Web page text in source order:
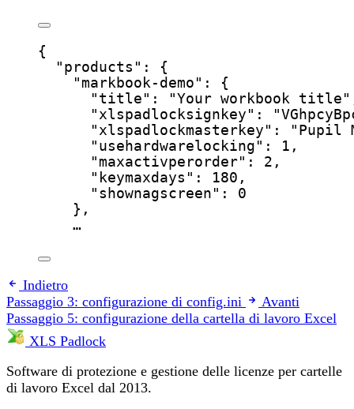
{
"products" : {
"markbook-demo" : {
"title" : "Your workbook title "
"xlspadlocksignkey" : "
"xlspadlockmasterkey" : " Pupil
"usehardwarelocking" : 1 ,
"maxactivperorder" : 2 ,
"keymaxdays" : 180 ,
"shownagscreen" : 0
},
…
Indietro
Passaggio 3: configurazione di config.ini
Avanti
Passaggio 5: configurazione della cartella di lavoro Excel
XLS Padlock
Software di protezione e gestione delle licenze per cartelle
di lavoro Excel dal 2013.